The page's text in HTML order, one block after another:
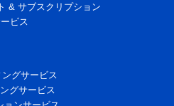
& サブスクリプション
ビス
グサービス
グサービス